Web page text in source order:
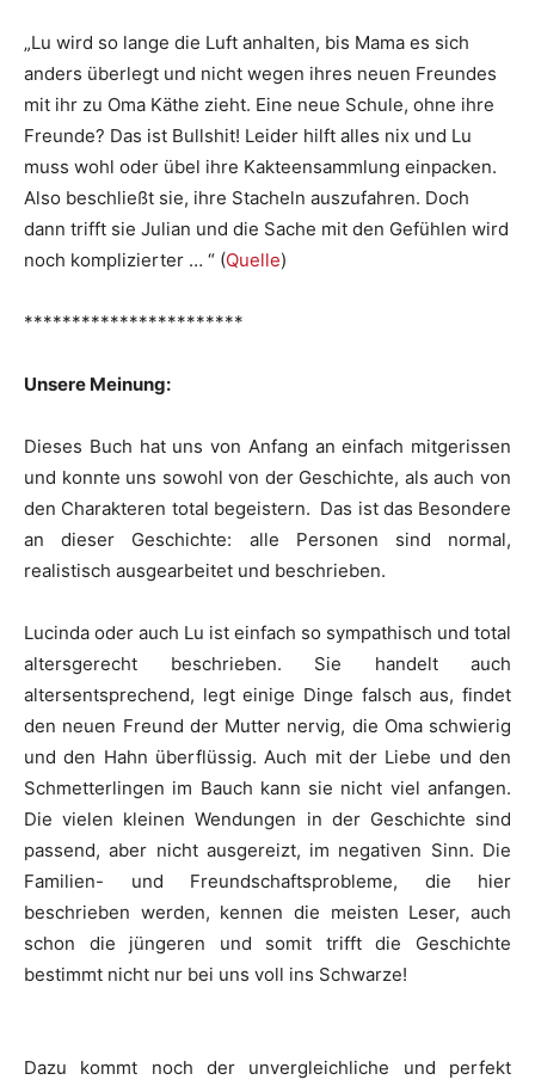
„Lu wird so lange die Luft anhalten, bis Mama es sich
anders überlegt und nicht wegen ihres neuen Freundes
mit ihr zu Oma Käthe zieht. Eine neue Schule, ohne ihre
Freunde? Das ist Bullshit! Leider hilft alles nix und Lu
muss wohl oder übel ihre Kakteensammlung einpacken.
Also beschließt sie, ihre Stacheln auszufahren. Doch
dann trifft sie Julian und die Sache mit den Gefühlen wird
noch komplizierter … “ (Quelle)
***********************
Unsere Meinung:
Dieses Buch hat uns von Anfang an einfach mitgerissen
und konnte uns sowohl von der Geschichte, als auch von
den Charakteren total begeistern. Das ist das Besondere
an dieser Geschichte: alle Personen sind normal,
realistisch ausgearbeitet und beschrieben.
Lucinda oder auch Lu ist einfach so sympathisch und total
altersgerecht beschrieben. Sie handelt auch
altersentsprechend, legt einige Dinge falsch aus, findet
den neuen Freund der Mutter nervig, die Oma schwierig
und den Hahn überflüssig. Auch mit der Liebe und den
Schmetterlingen im Bauch kann sie nicht viel anfangen.
Die vielen kleinen Wendungen in der Geschichte sind
passend, aber nicht ausgereizt, im negativen Sinn. Die
Familien- und Freundschaftsprobleme, die hier
beschrieben werden, kennen die meisten Leser, auch
schon die jüngeren und somit trifft die Geschichte
bestimmt nicht nur bei uns voll ins Schwarze!
Dazu kommt noch der unvergleichliche und perfekt